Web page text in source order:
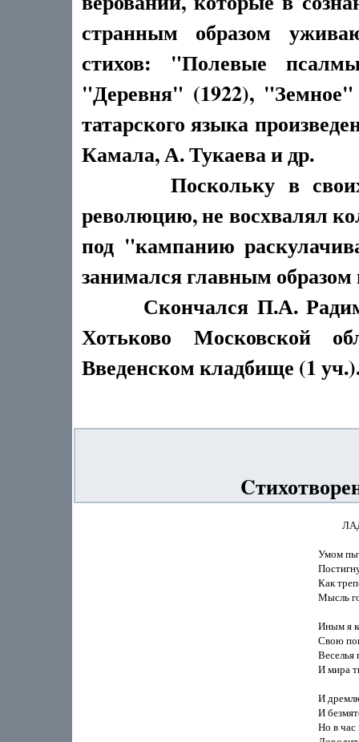
странным образом
стихов: "Полевые
"Деревня" (1922),
татарского языка
Камала, А. Тукаева и др.
Поскольку в своих
революцию, не восхвалял
под "кампанию
занимался главным
Скончался П.А.
Хотьково Московской
Введенском кладбище (1
Умом
Как
Мысль
Иным я
Свою
Веселья
И мира
И
И
Но в час